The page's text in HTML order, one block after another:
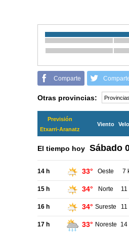
Comparte
Otras provincias:
Previsión
Etxarri-Aranatz
Viento
El tiempo hoy Sábado
14 h 33° Oeste 7
15 h 34° Norte 11
16 h 34° Sureste 11
17 h 33° Noreste 14